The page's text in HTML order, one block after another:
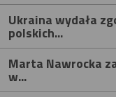
Ukraina wydała
polskich...
Marta Nawrocka
w...